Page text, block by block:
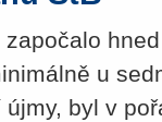
u
byl v